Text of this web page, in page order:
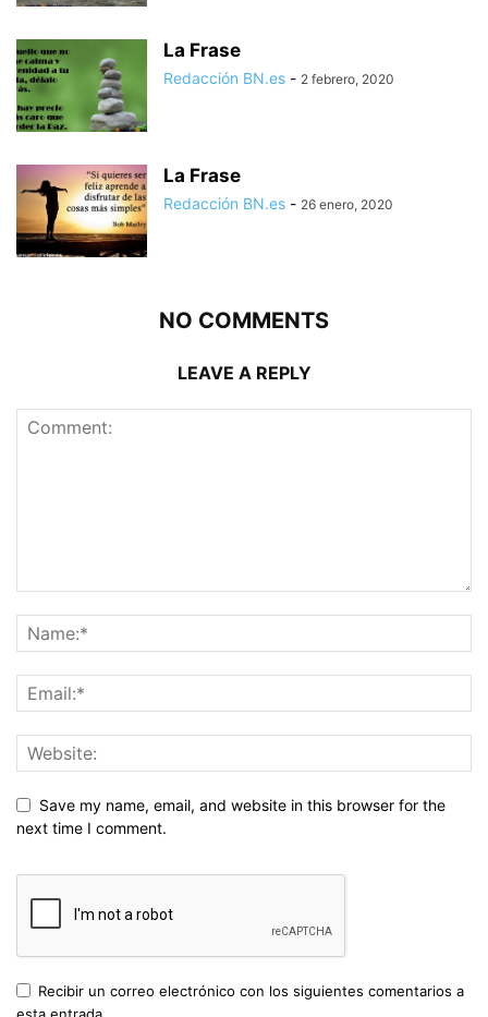
La Frase
Redacción BN.es - 2 febrero, 2020
La Frase
Redacción BN.es - 26 enero, 2020
NO COMMENTS
LEAVE A REPLY
Save my name, email, and website in this browser for the
next time I comment.
Recibir un correo electrónico con los siguientes comentarios a